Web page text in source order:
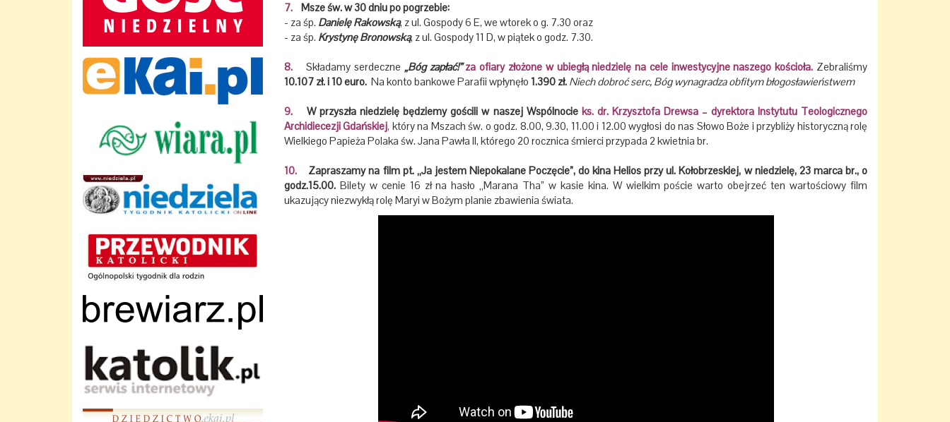
7.
Msze św. w 30 dniu po pogrzebie:
- za śp. Danielę Rakowską, z ul. Gospody 6 E, we wtorek o g. 7.30 oraz
- za śp. Krystynę Bronowską, z ul. Gospody 11 D, w piątek o godz. 7.30.
8. Składamy serdeczne „Bóg zapłać!” za ofiary złożone w ubiegłą niedzielę na cele inwestycyjne naszego kościoła. Zebraliśmy
10.107 zł. i 10 euro. Na konto bankowe Parafii wpłynęło 1.390 zł. Niech dobroć serc, Bóg wynagradza obfitym błogosławieństwem
9. W przyszła niedzielę będziemy gościli w naszej Wspólnocie ks. dr. Krzysztofa Drewsa – dyrektora Instytutu Teologicznego
Archidiecezji Gdańskiej, który na Mszach św. o godz. 8.00, 9.30, 11.00 i 12.00 wygłosi do nas Słowo Boże i przybliży historyczną rolę
Wielkiego Papieża Polaka św. Jana Pawła II, którego 20 rocznica śmierci przypada 2 kwietnia br.
10.
Zapraszamy na film pt. „Ja jestem Niepokalane Poczęcie”, do kina Helios przy ul. Kołobrzeskiej, w niedzielę, 23 marca br., o
godz.15.00. Bilety w cenie 16 zł na hasło „Marana Tha” w kasie kina. W wielkim poście warto obejrzeć ten wartościowy film
ukazujący niezwykłą rolę Maryi w Bożym planie zbawienia świata.